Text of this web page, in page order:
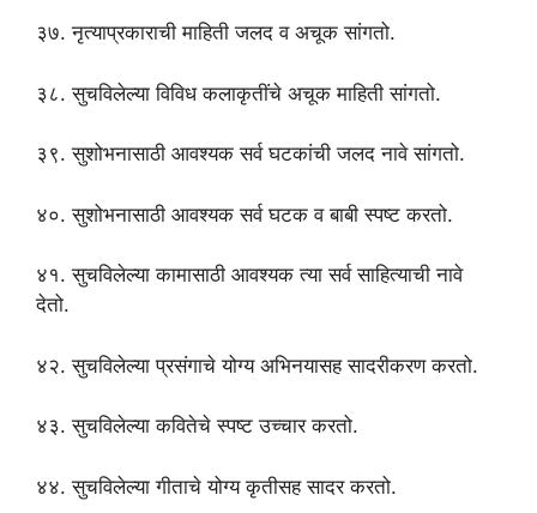
३७. नृत्याप्रकाराची माहिती जलद व अचूक सांगतो.
३८. सुचविलेल्या विविध कलाकृतींचे अचूक माहिती सांगतो.
३९. सुशोभनासाठी आवश्यक सर्व घटकांची जलद नावे सांगतो.
४०. सुशोभनासाठी आवश्यक सर्व घटक व बाबी स्पष्ट करतो.
४१. सुचविलेल्या कामासाठी आवश्यक त्या सर्व साहित्याची नावे
देतो.
४२. सुचविलेल्या प्रसंगाचे योग्य अभिनयासह सादरीकरण करतो.
४३. सुचविलेल्या कवितेचे स्पष्ट उच्चार करतो.
४४. सुचविलेल्या गीताचे योग्य कृतीसह सादर करतो.